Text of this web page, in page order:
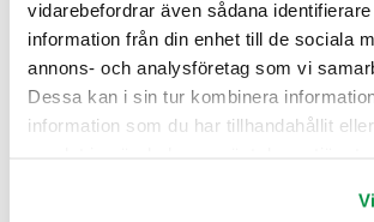
vidarebefordrar även sådana
information från din enhet till de sociala
annons- och analysföretag som vi
Dessa kan i sin tur kombinera
information som du har tillhandahållit
inställningarna från Information om
VDJari Ojalaär också glad över
utveckling positivt. Tillsammans med